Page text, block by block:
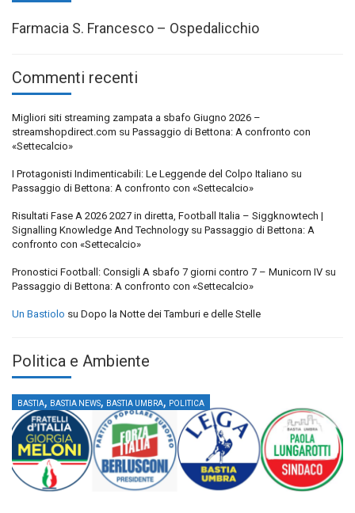
Farmacia S. Francesco – Ospedalicchio
Commenti recenti
Migliori siti streaming zampata a sbafo Giugno 2026 –
streamshopdirect.com su Passaggio di Bettona: A confronto con
«Settecalcio»
I Protagonisti Indimenticabili: Le Leggende del Colpo Italiano su
Passaggio di Bettona: A confronto con «Settecalcio»
Risultati Fase A 2026 2027 in diretta, Football Italia – Siggknowtech |
Signalling Knowledge And Technology su Passaggio di Bettona: A
confronto con «Settecalcio»
Pronostici Football: Consigli A sbafo 7 giorni contro 7 – Municorn IV su
Passaggio di Bettona: A confronto con «Settecalcio»
Un Bastiolo su Dopo la Notte dei Tamburi e delle Stelle
Politica e Ambiente
BASTIA, BASTIA NEWS, BASTIA UMBRA, POLITICA